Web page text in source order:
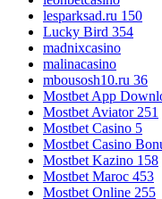
lesparksad.ru 150
Lucky Bird 354
madnixcasino
malinacasino
mbousosh10.ru 36
Mostbet App
Mostbet Aviator 251
Mostbet Casino 5
Mostbet Casino
Mostbet Kazino 158
Mostbet Maroc 453
Mostbet Online 255